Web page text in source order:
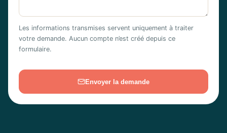
Les informations transmises servent uniquement à traiter
votre demande. Aucun compte n’est créé depuis ce
formulaire.
Envoyer la demande